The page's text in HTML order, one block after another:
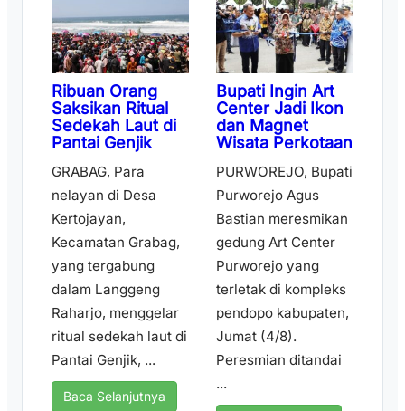
Ribuan Orang
Saksikan Ritual
Sedekah Laut di
Pantai Genjik
GRABAG, Para
nelayan di Desa
Kertojayan,
Kecamatan Grabag,
yang tergabung
dalam Langgeng
Raharjo, menggelar
ritual sedekah laut di
Pantai Genjik, ...
Baca Selanjutnya
Bupati Ingin Art
Center Jadi Ikon
dan Magnet
Wisata Perkotaan
PURWOREJO, Bupati
Purworejo Agus
Bastian meresmikan
gedung Art Center
Purworejo yang
terletak di kompleks
pendopo kabupaten,
Jumat (4/8).
Peresmian ditandai
...